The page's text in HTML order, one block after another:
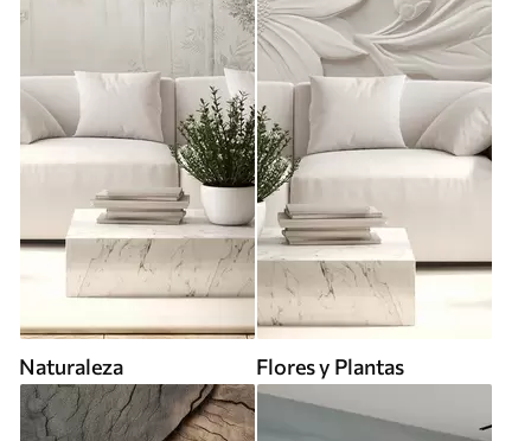
Naturaleza Flores y Plantas